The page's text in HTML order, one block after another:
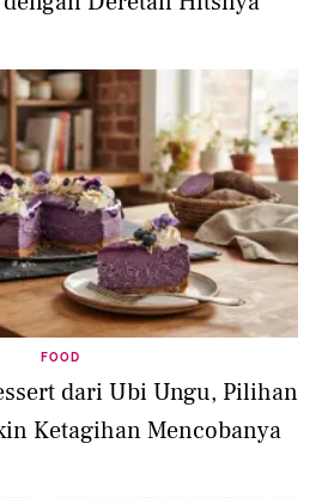
FOOD
dari Ubi Ungu, Pilihan
Ketagihan Mencobanya